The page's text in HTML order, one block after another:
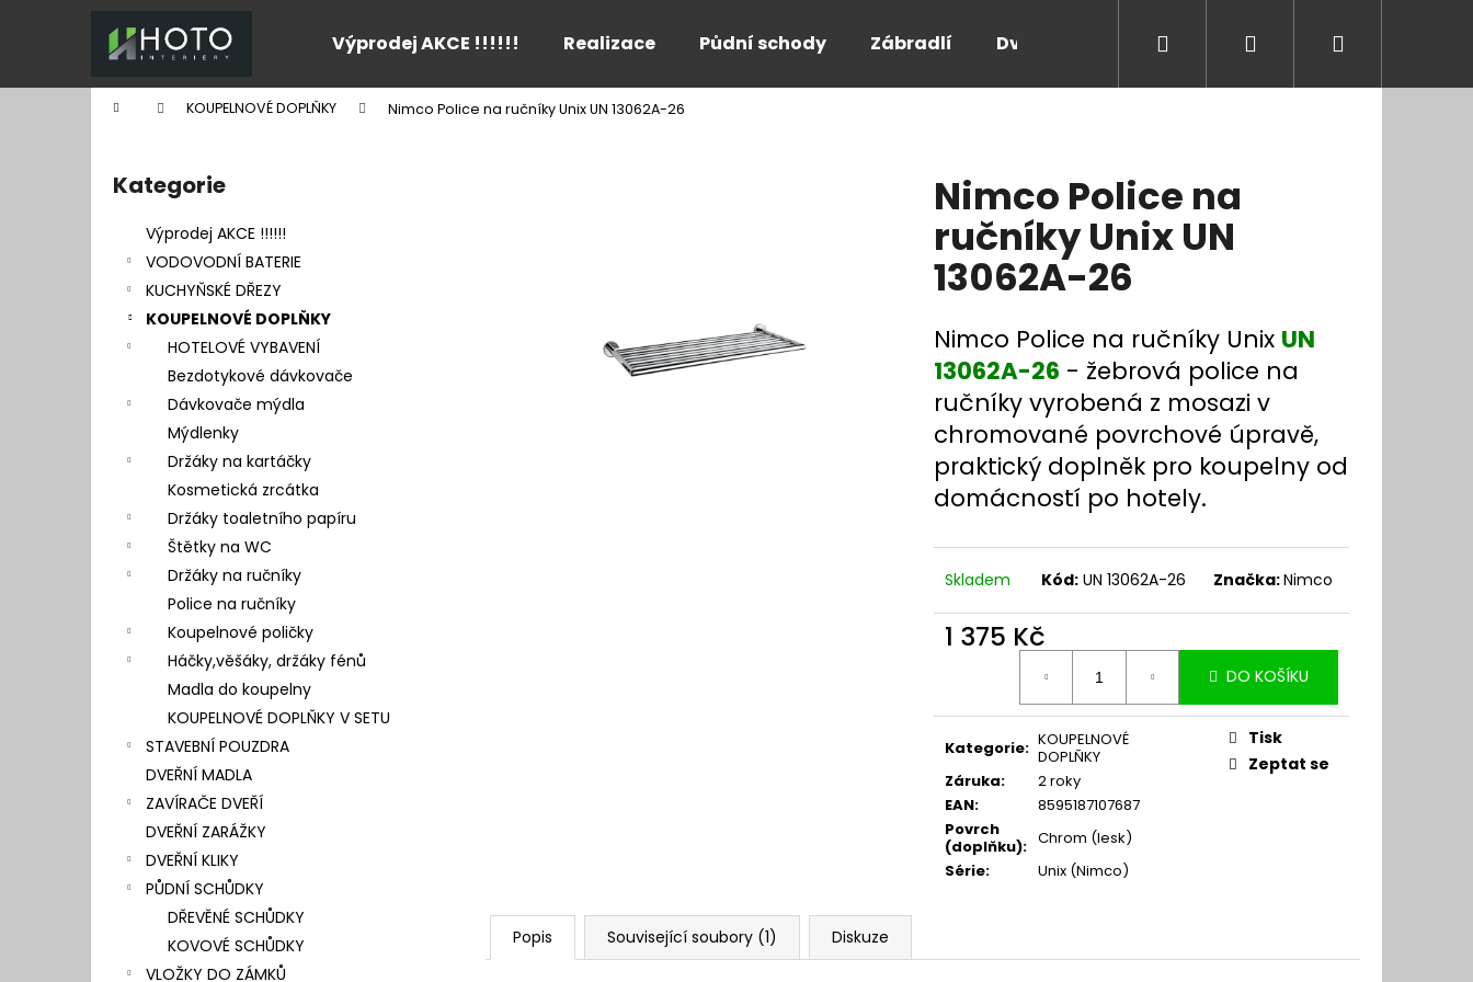
Výprodej AKCE !!!!!! Realizace Půdní schody Zábradlí Dveře a zárubně Kontakt Blog
Přihlášení
Domů KOUPELNOVÉ DOPLŇKY Nimco Police na ručníky Unix UN 13062A-26
Přeskočit
kategorie
Kategorie
Výprodej AKCE !!!!!!
VODOVODNÍ BATERIE
KUCHYŇSKÉ DŘEZY
KOUPELNOVÉ DOPLŇKY
HOTELOVÉ VYBAVENÍ
Bezdotykové dávkovače
Dávkovače mýdla
Mýdlenky
Držáky na kartáčky
Kosmetická zrcátka
Držáky toaletního papíru
Štětky na WC
Držáky na ručníky
Police na ručníky
Koupelnové poličky
Háčky,věšáky, držáky fénů
Madla do koupelny
KOUPELNOVÉ DOPLŇKY V SETU
STAVEBNÍ POUZDRA
DVEŘNÍ MADLA
ZAVÍRAČE DVEŘÍ
DVEŘNÍ ZARÁŽKY
DVEŘNÍ KLIKY
PŮDNÍ SCHŮDKY
DŘEVĚNÉ SCHŮDKY
KOVOVÉ SCHŮDKY
VLOŽKY DO ZÁMKŮ
Nimco Police na
ručníky Unix UN
13062A-26
Nimco Police na ručníky Unix UN
13062A-26 - žebrová police na
ručníky vyrobená z mosazi v
chromované povrchové úpravě,
praktický doplněk pro koupelny od
domácností po hotely.
Skladem Kód: UN 13062A-26 Značka:Nimco
1 375 Kč
DO KOŠÍKU
Kategorie: KOUPELNOVÉ
DOPLŇKY
Záruka:
2 roky
EAN:
8595187107687
Povrch
(doplňku): Chrom (lesk)
Série: Unix (Nimco)
Tisk
Zeptat se
Popis Související soubory (1) Diskuze
í
Zpět
do
Zpět
do
Co potřebujete najít?